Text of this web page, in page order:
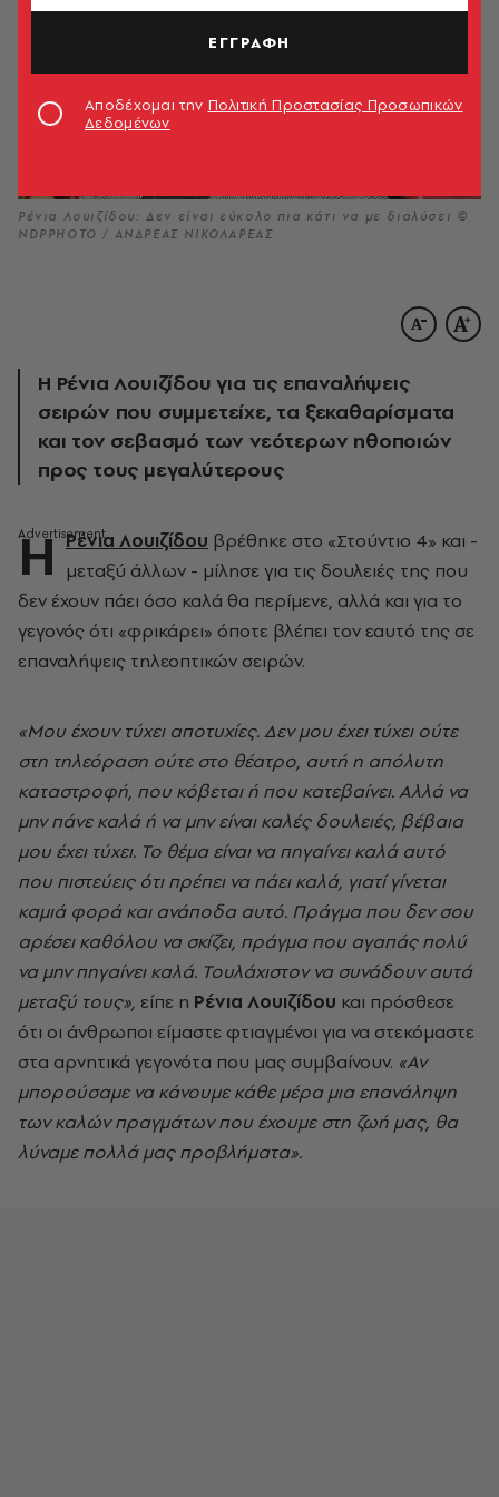
Ρένια Λουιζίδου: Δεν είναι εύκολο πια κάτι να με διαλύσει ©
NDPPHOTO / ΑΝΔΡΕΑΣ ΝΙΚΟΛΑΡΕΑΣ
Η Ρένια Λουιζίδου για τις επαναλήψεις
σειρών που συμμετείχε, τα ξεκαθαρίσματα
και τον σεβασμό των νεότερων ηθοποιών
προς τους μεγαλύτερους
Η Ρένια Λουιζίδου βρέθηκε στο «Στούντιο 4» και -
μεταξύ άλλων - μίλησε για τις δουλειές της που
δεν έχουν πάει όσο καλά θα περίμενε, αλλά και για το
γεγονός ότι «φρικάρει» όποτε βλέπει τον εαυτό της σε
επαναλήψεις τηλεοπτικών σειρών.
«Μου έχουν τύχει αποτυχίες. Δεν μου έχει τύχει ούτε
στη τηλεόραση ούτε στο θέατρο, αυτή η απόλυτη
καταστροφή, που κόβεται ή που κατεβαίνει. Αλλά να
μην πάνε καλά ή να μην είναι καλές δουλειές, βέβαια
μου έχει τύχει. Το θέμα είναι να πηγαίνει καλά αυτό
που πιστεύεις ότι πρέπει να πάει καλά, γιατί γίνεται
καμιά φορά και ανάποδα αυτό. Πράγμα που δεν σου
αρέσει καθόλου να σκίζει, πράγμα που αγαπάς πολύ
να μην πηγαίνει καλά. Τουλάχιστον να συνάδουν αυτά
μεταξύ τους», είπε η Ρένια Λουιζίδου και πρόσθεσε
ότι οι άνθρωποι είμαστε φτιαγμένοι για να στεκόμαστε
στα αρνητικά γεγονότα που μας συμβαίνουν. «Αν
μπορούσαμε να κάνουμε κάθε μέρα μια επανάληψη
των καλών πραγμάτων που έχουμε στη ζωή μας, θα
λύναμε πολλά μας προβλήματα».
ΕΓΓΡΑΦΗ
Αποδέχομαι την Πολιτική Προστασίας Προσωπικών
Δεδομένων